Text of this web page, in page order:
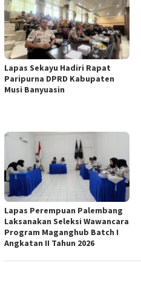
Lapas Sekayu Hadiri Rapat
Paripurna DPRD Kabupaten
Musi Banyuasin
Lapas Perempuan Palembang
Laksanakan Seleksi Wawancara
Program Maganghub Batch I
Angkatan II Tahun 2026